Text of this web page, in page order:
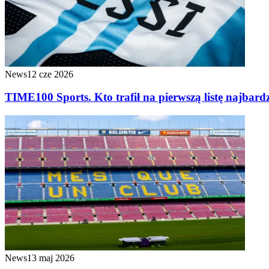
News12 cze 2026
TIME100 Sports. Kto trafił na pierwszą listę
News13 maj 2026